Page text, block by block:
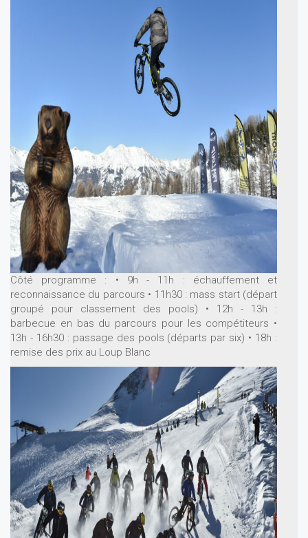
Côté programme :
• 9h - 11h : échauffement et
reconnaissance du parcours • 11h30 : mass start (départ
groupé pour classement des pools)
• 12h - 13h :
barbecue en bas du parcours pour les compétiteurs •
13h - 16h30 : passage des pools (départs par six) • 18h :
remise des prix au Loup Blanc